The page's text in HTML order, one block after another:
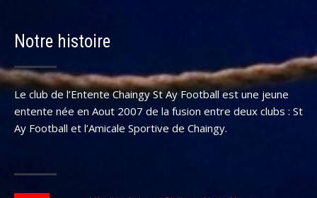
Notre histoire
Le club de l’Entente Chaingy St Ay Football est une jeune
entente née en Aout 2007 de la fusion entre deux clubs : St
Ay Football et l’Amicale Sportive de Chaingy.